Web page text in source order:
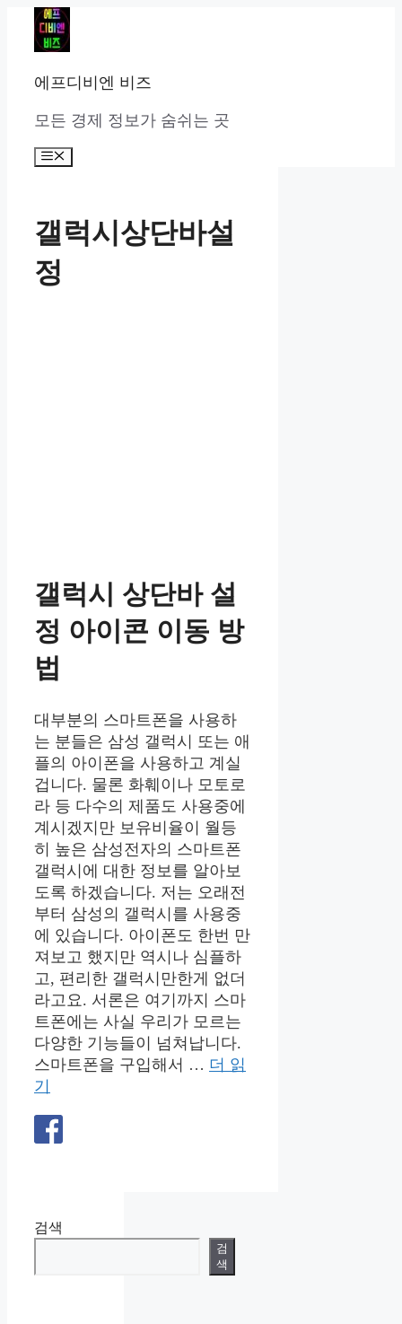
에프디비엔 비즈
모든 경제 정보가 숨쉬는 곳
메
갤럭시상단바설
정
갤럭시 상단바 설
정 아이콘 이동 방
법
대부분의 스마트폰을 사용하
는 분들은 삼성 갤럭시 또는 애
플의 아이폰을 사용하고 계실
겁니다. 물론 화훼이나 모토로
라 등 다수의 제품도 사용중에
계시겠지만 보유비율이 월등
히 높은 삼성전자의 스마트폰
갤럭시에 대한 정보를 알아보
도록 하겠습니다. 저는 오래전
부터 삼성의 갤럭시를 사용중
에 있습니다. 아이폰도 한번 만
져보고 했지만 역시나 심플하
고, 편리한 갤럭시만한게 없더
라고요. 서론은 여기까지 스마
트폰에는 사실 우리가 모르는
다양한 기능들이 넘쳐납니다.
스마트폰을 구입해서 … 더 읽
기
검색
검
색